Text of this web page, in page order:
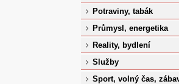
Potraviny, tabák
Průmysl, energetika
Reality, bydlení
Služby
Sport, volný čas,